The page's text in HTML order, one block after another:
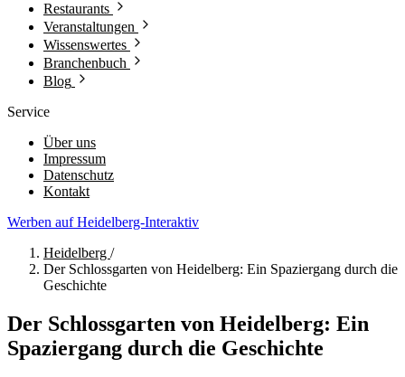
Restaurants
Veranstaltungen
Wissenswertes
Branchenbuch
Blog
Service
Über uns
Impressum
Datenschutz
Kontakt
Werben auf Heidelberg-Interaktiv
Heidelberg /
Der Schlossgarten von Heidelberg: Ein Spaziergang durch die
Geschichte
Der Schlossgarten von Heidelberg: Ein
Spaziergang durch die Geschichte